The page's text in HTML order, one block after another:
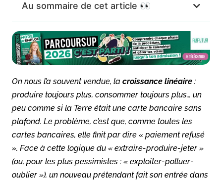
Au sommaire de cet article 👀
On nous l’a souvent vendue, la croissance linéaire :
produire toujours plus, consommer toujours plus… un
peu comme si la Terre était une carte bancaire sans
plafond. Le problème, c’est que, comme toutes les
cartes bancaires, elle finit par dire « paiement refusé
». Face à cette logique du « extraire-produire-jeter »
(ou, pour les plus pessimistes : « exploiter-polluer-
oublier »), un nouveau prétendant fait son entrée dans